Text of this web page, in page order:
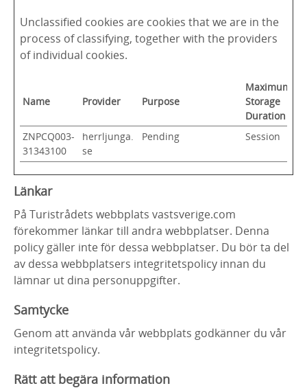
Unclassified cookies are cookies that we are in the
process of classifying, together with the providers
of individual cookies.
Name Provider Purpose
Maximum
Storage
Duration
ZNPCQ003-
31343100
herrljunga.
se
Pending Session
Länkar
På Turistrådets webbplats vastsverige.com
förekommer länkar till andra webbplatser. Denna
policy gäller inte för dessa webbplatser. Du bör ta del
av dessa webbplatsers integritetspolicy innan du
lämnar ut dina personuppgifter.
Samtycke
Genom att använda vår webbplats godkänner du vår
integritetspolicy.
Rätt att begära information